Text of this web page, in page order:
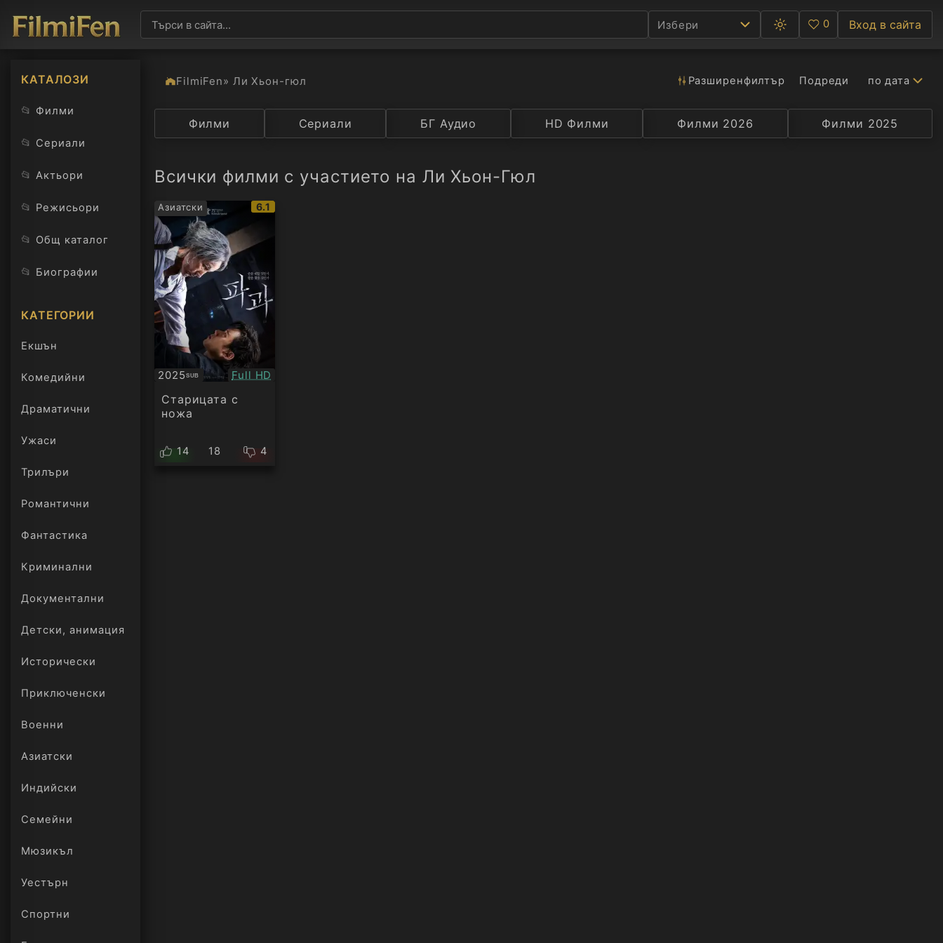
Избери
Превключване
между
светла
Любими
0 Вход в сайта
КАТАЛОЗИ
📂 Филми
📂 Сериали
📂 Актьори
📂 Режисьори
📂 Общ каталог
📂 Биографии
КАТЕГОРИИ
Екшън
Комедийни
Драматични
Ужаси
Трилъри
онлайн
Романтични
Фантастика
Криминални
Документални
Детски, анимация
Исторически
Приключенски
Военни
Азиатски
Индийски
Семейни
Мюзикъл
Уестърн
Спортни
FilmiFen» Ли Хьон-гюл Разширенфилтър Подреди по дата
Категория Държава Рейтинг Селекция Превод Актьор
Филми Сериали БГ Аудио HD Филми Филми 2026 Филми 2025
Всички филми с участието на Ли Хьон-Гюл
Азиатски
IMDb
6.1
2025SUB
Субтитри Качество:
Full HD
Старицата с
ножа
14 18 4